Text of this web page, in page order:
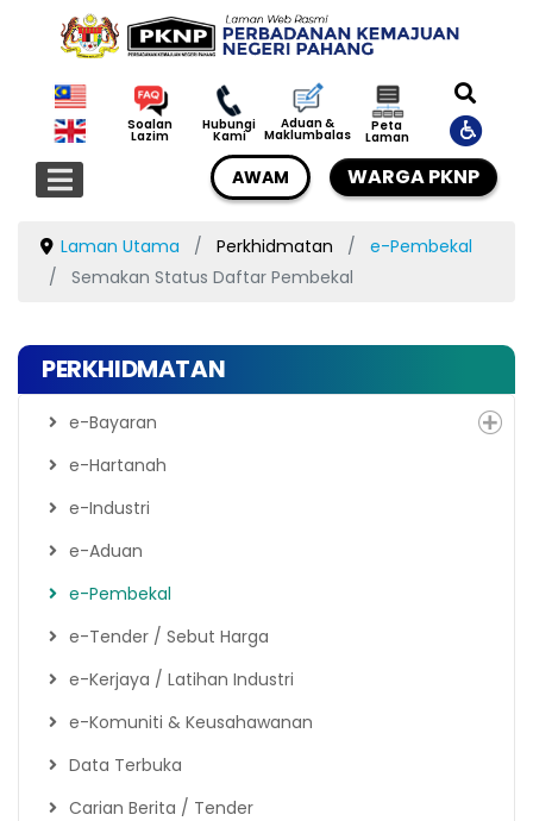
Soalan
Lazim
Hubungi
Kami
Aduan &
Maklumbalas
Peta
Laman
AWAM WARGA PKNP
Laman Utama Perkhidmatan
e-Pembekal
Semakan Status Daftar Pembekal
PERKHIDMATAN
e-Bayaran
e-Hartanah
e-Industri
e-Aduan
e-Pembekal
e-Tender / Sebut Harga
e-Kerjaya / Latihan Industri
e-Komuniti & Keusahawanan
Data Terbuka
Carian Berita / Tender